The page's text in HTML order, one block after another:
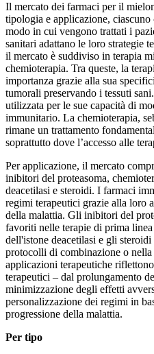
Il mercato dei farmaci per il
tipologia e applicazione,
modo in cui vengono trattati i
sanitari adattano le loro strategie
il mercato è suddiviso in terapia
chemioterapia. Tra queste, la
importanza grazie alla sua
tumorali preservando i tessuti
utilizzata per le sue capacità di
immunitario. La chemioterapia,
rimane un trattamento
soprattutto dove l’accesso alle
Per applicazione, il mercato
inibitori del proteasoma,
deacetilasi e steroidi. I farmaci
regimi terapeutici grazie alla loro
della malattia. Gli inibitori del
favoriti nelle terapie di prima
dell'istone deacetilasi e gli
protocolli di combinazione o
applicazioni terapeutiche
terapeutici – dal prolungamento
minimizzazione degli effetti
personalizzazione dei regimi in
progressione della malattia.
Per tipo